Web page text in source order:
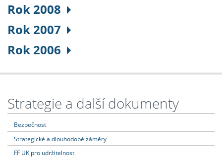
Rok 2008
Rok 2007
Rok 2006
Strategie a další dokumenty
Bezpečnost
Strategické a dlouhodobé záměry
FF UK pro udržitelnost